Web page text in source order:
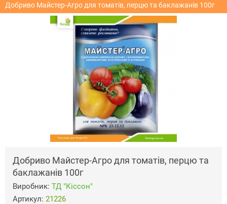
Добриво Майстер-Агро для томатів, перцю та баклажанів 100г
Добриво Майстер-Агро для томатів, перцю та
баклажанів 100г
Виробник: ТД "Кіссон"
Артикул: 21226